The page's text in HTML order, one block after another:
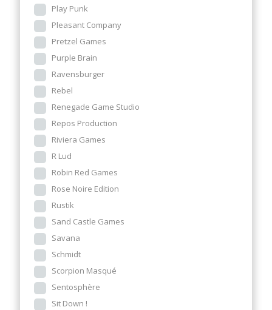
Play Punk
Pleasant Company
Pretzel Games
Purple Brain
Ravensburger
Rebel
Renegade Game Studio
Repos Production
Riviera Games
R Lud
Robin Red Games
Rose Noire Edition
Rustik
Sand Castle Games
Savana
Schmidt
Scorpion Masqué
Sentosphère
Sit Down !